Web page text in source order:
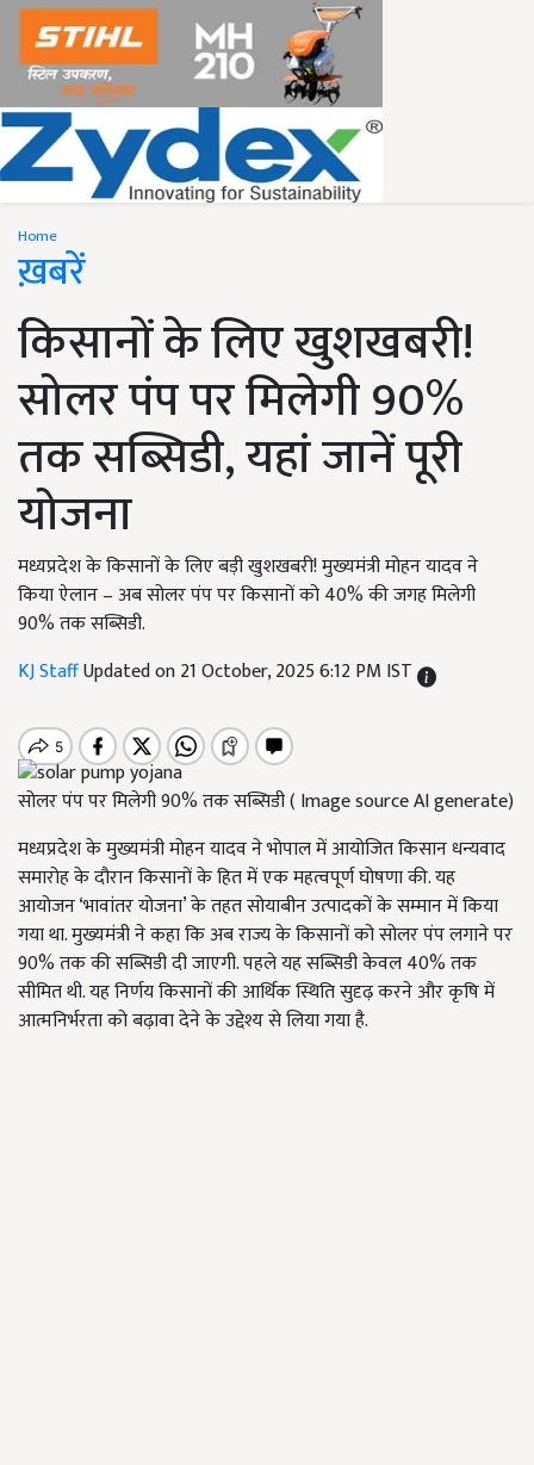
Home
ख़बरें
किसानों के लिए खुशखबरी!
सोलर पंप पर मिलेगी 90%
तक सब्सिडी, यहां जानें पूरी
योजना
मध्यप्रदेश के किसानों के लिए बड़ी खुशखबरी! मुख्यमंत्री मोहन यादव ने
किया ऐलान – अब सोलर पंप पर किसानों को 40% की जगह मिलेगी
90% तक सब्सिडी.
KJ StaffUpdated on 21 October, 2025 6:12 PM IST
सोलर पंप पर मिलेगी 90% तक सब्सिडी ( Image source AI generate)
मध्यप्रदेश के मुख्यमंत्री मोहन यादव ने भोपाल में आयोजित किसान धन्यवाद
समारोह के दौरान किसानों के हित में एक महत्वपूर्ण घोषणा की. यह
आयोजन ‘भावांतर योजना’ के तहत सोयाबीन उत्पादकों के सम्मान में किया
गया था. मुख्यमंत्री ने कहा कि अब राज्य के किसानों को सोलर पंप लगाने पर
90% तक की सब्सिडी दी जाएगी. पहले यह सब्सिडी केवल 40% तक
सीमित थी. यह निर्णय किसानों की आर्थिक स्थिति सुदृढ़ करने और कृषि में
आत्मनिर्भरता को बढ़ावा देने के उद्देश्य से लिया गया है.